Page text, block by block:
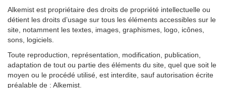
Alkemist est propriétaire des droits de propriété intellectuelle ou
détient les droits d’usage sur tous les éléments accessibles sur le
site, notamment les textes, images, graphismes, logo, icônes,
sons, logiciels.
Toute reproduction, représentation, modification, publication,
adaptation de tout ou partie des éléments du site, quel que soit le
moyen ou le procédé utilisé, est interdite, sauf autorisation écrite
préalable de : Alkemist.